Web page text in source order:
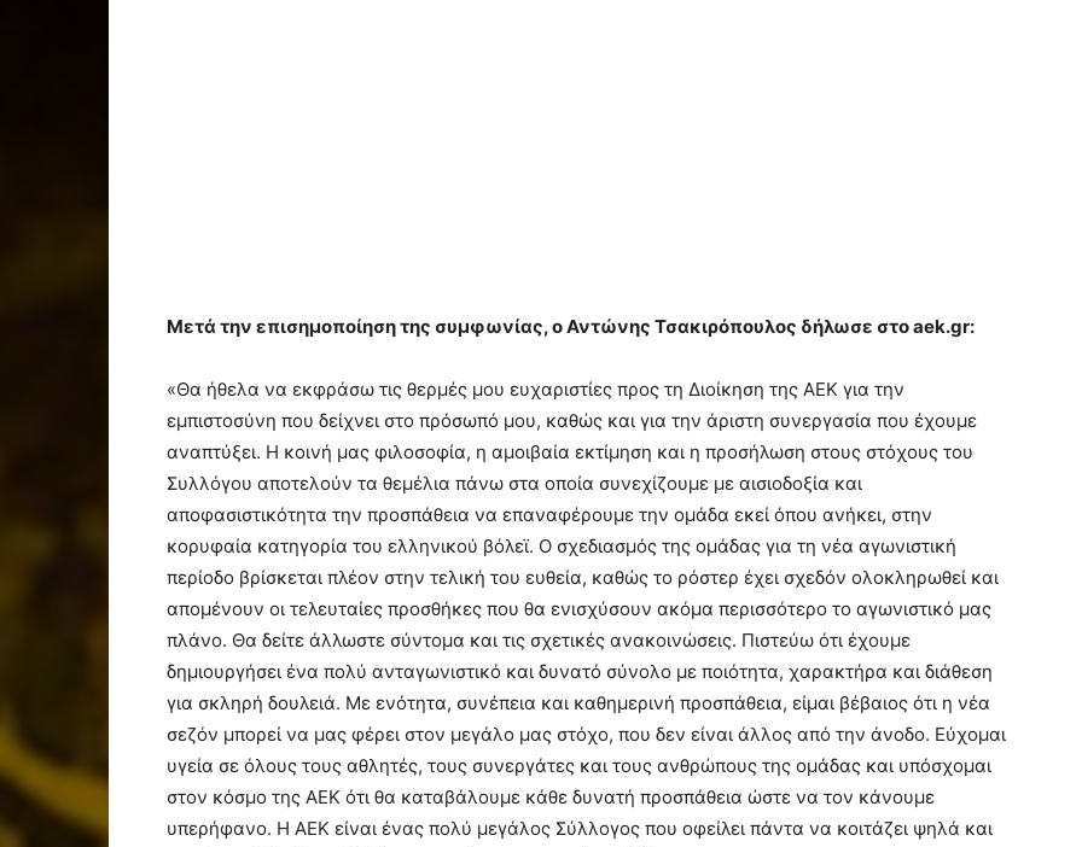
Μετά την επισημοποίηση της συμφωνίας, ο Αντώνης Τσακιρόπουλος δήλωσε στο aek.gr:
«Θα ήθελα να εκφράσω τις θερμές μου ευχαριστίες προς τη Διοίκηση της ΑΕΚ για την
εμπιστοσύνη που δείχνει στο πρόσωπό μου, καθώς και για την άριστη συνεργασία που έχουμε
αναπτύξει. Η κοινή μας φιλοσοφία, η αμοιβαία εκτίμηση και η προσήλωση στους στόχους του
Συλλόγου αποτελούν τα θεμέλια πάνω στα οποία συνεχίζουμε με αισιοδοξία και
αποφασιστικότητα την προσπάθεια να επαναφέρουμε την ομάδα εκεί όπου ανήκει, στην
κορυφαία κατηγορία του ελληνικού βόλεϊ. Ο σχεδιασμός της ομάδας για τη νέα αγωνιστική
περίοδο βρίσκεται πλέον στην τελική του ευθεία, καθώς το ρόστερ έχει σχεδόν ολοκληρωθεί και
απομένουν οι τελευταίες προσθήκες που θα ενισχύσουν ακόμα περισσότερο το αγωνιστικό μας
πλάνο. Θα δείτε άλλωστε σύντομα και τις σχετικές ανακοινώσεις. Πιστεύω ότι έχουμε
δημιουργήσει ένα πολύ ανταγωνιστικό και δυνατό σύνολο με ποιότητα, χαρακτήρα και διάθεση
για σκληρή δουλειά. Με ενότητα, συνέπεια και καθημερινή προσπάθεια, είμαι βέβαιος ότι η νέα
σεζόν μπορεί να μας φέρει στον μεγάλο μας στόχο, που δεν είναι άλλος από την άνοδο. Εύχομαι
υγεία σε όλους τους αθλητές, τους συνεργάτες και τους ανθρώπους της ομάδας και υπόσχομαι
στον κόσμο της ΑΕΚ ότι θα καταβάλουμε κάθε δυνατή προσπάθεια ώστε να τον κάνουμε
υπερήφανο. Η ΑΕΚ είναι ένας πολύ μεγάλος Σύλλογος που οφείλει πάντα να κοιτάζει ψηλά και